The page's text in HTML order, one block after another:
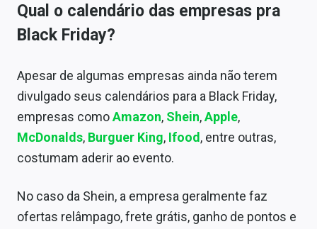
Qual o calendário das empresas pra
Black Friday?
Apesar de algumas empresas ainda não terem
divulgado seus calendários para a Black Friday,
empresas comoAmazon, Shein,Apple,
McDonalds, Burguer King, Ifood, entre outras,
costumam aderir ao evento.
No caso da Shein, a empresa geralmente faz
ofertas relâmpago, frete grátis, ganho de pontos e